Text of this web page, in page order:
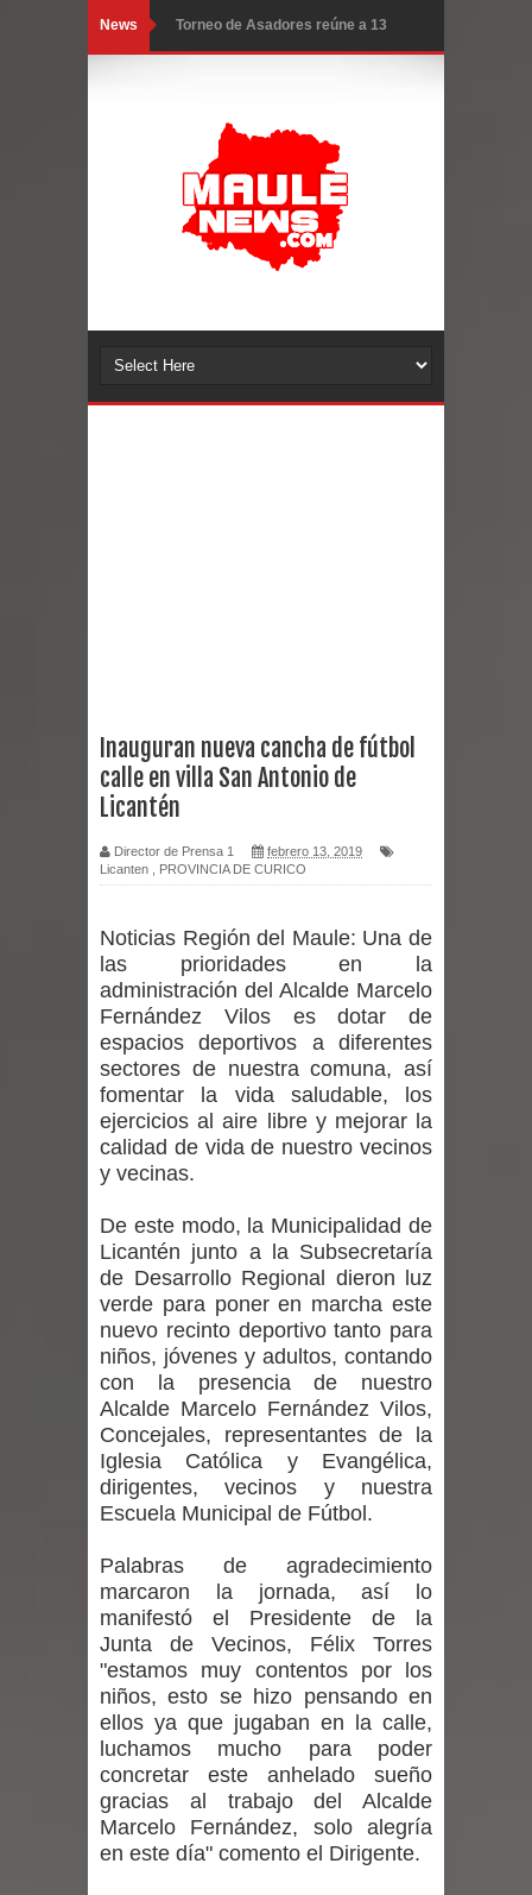
News Torneo de Asadores reúne a 13
2026 en Talca
Alerta por hantavirus: expertos piden
reforzar medidas y consulta oportuna
Matrimonios Linarenses Celebraron
Departamento Comunal de Salud de
intercambio musical y pedagógico
Alta positividad en influenza hace que
vacunarse
Mario Meza endurece críticas contra
ministra de Salud por dejar fuera a
Linares: “No dará la cara”
Seremi de Desarrollo Social y Familia
mantiene despliegue para apoyar a
niños y adolescentes durante la
emergencia.
Del anime al K-pop: especialistas U.
de Chile analizan el creciente interés
por las culturas japonesa y coreana
Renuncia del seremi Minvu en el
Maule golpea al Gobierno en medio de
denuncias por viviendas sociales en
Talca
Diputado Jorge Guzmán rechaza
proyecto de interconexión eléctrica
en la alta cordillera del Maule por su
Inauguran nueva cancha de fútbol
calle en villa San Antonio de
Licantén
Director de Prensa 1
febrero 13, 2019
Licanten
PROVINCIA DE CURICO
Noticias Región del Maule: Una de
las prioridades en la
administración del Alcalde Marcelo
Fernández Vilos es dotar de
espacios deportivos a diferentes
sectores de nuestra comuna, así
fomentar la vida saludable, los
ejercicios al aire libre y mejorar la
calidad de vida de nuestro vecinos
y vecinas.
De este modo, la Municipalidad de
Licantén junto a la Subsecretaría
de Desarrollo Regional dieron luz
verde para poner en marcha este
nuevo recinto deportivo tanto para
niños, jóvenes y adultos, contando
con la presencia de nuestro
Alcalde Marcelo Fernández Vilos,
Concejales, representantes de la
Iglesia Católica y Evangélica,
dirigentes, vecinos y nuestra
Escuela Municipal de Fútbol.
Palabras de agradecimiento
marcaron la jornada, así lo
manifestó el Presidente de la
Junta de Vecinos, Félix Torres
"estamos muy contentos por los
niños, esto se hizo pensando en
ellos ya que jugaban en la calle,
luchamos mucho para poder
concretar este anhelado sueño
gracias al trabajo del Alcalde
Marcelo Fernández, solo alegría
en este día" comento el Dirigente.